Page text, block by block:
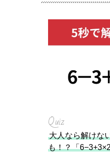
Quiz
大人なら解けな
も！？「